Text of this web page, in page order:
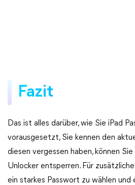
Fazit
Das ist alles darüber, wie Sie iPad
vorausgesetzt, Sie kennen den
diesen vergessen haben, können Sie
Unlocker entsperren. Für
ein starkes Passwort zu wählen und